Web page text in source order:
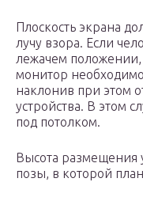
Плоскость экрана
лучу взора. Если
лежачем положении,
монитор необходимо
наклонив при этом
устройства. В этом
под потолком.
Высота размещения
позы, в которой